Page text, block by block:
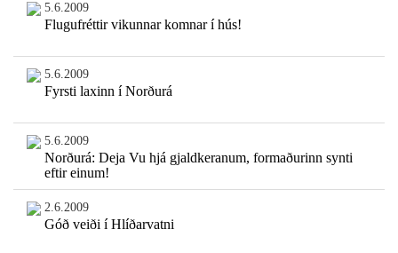
5.6.2009
Flugufréttir vikunnar komnar í hús!
5.6.2009
Fyrsti laxinn í Norðurá
5.6.2009
Norðurá: Deja Vu hjá gjaldkeranum, formaðurinn synti
eftir einum!
2.6.2009
Góð veiði í Hlíðarvatni